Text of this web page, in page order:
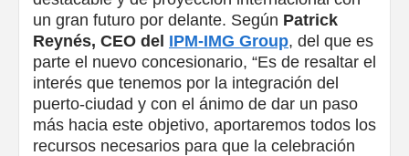
un gran futuro por delante. Según Patrick
Reynés, CEO del IPM-IMG Group, del que es
parte el nuevo concesionario, “Es de resaltar el
interés que tenemos por la integración del
puerto-ciudad y con el ánimo de dar un paso
más hacia este objetivo, aportaremos todos los
recursos necesarios para que la celebración